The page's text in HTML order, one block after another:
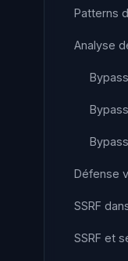
Patterns
Analyse
Défense
SSRF
SSRF et